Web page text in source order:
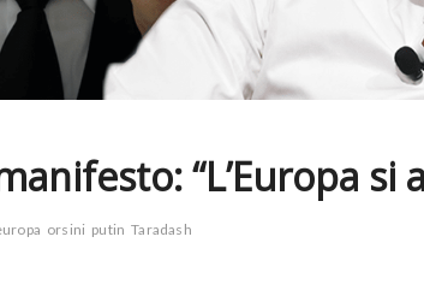
“L’Europa si
orsini putin Taradash